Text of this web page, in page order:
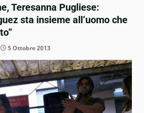
Teresanna Pugliese:
sta insieme all’uomo che
5 Ottobre 2013